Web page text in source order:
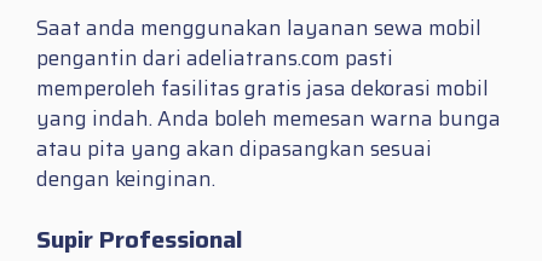
Saat anda menggunakan layanan sewa mobil
pengantin dari adeliatrans.com pasti
memperoleh fasilitas gratis jasa dekorasi mobil
yang indah. Anda boleh memesan warna bunga
atau pita yang akan dipasangkan sesuai
dengan keinginan.
Supir Professional